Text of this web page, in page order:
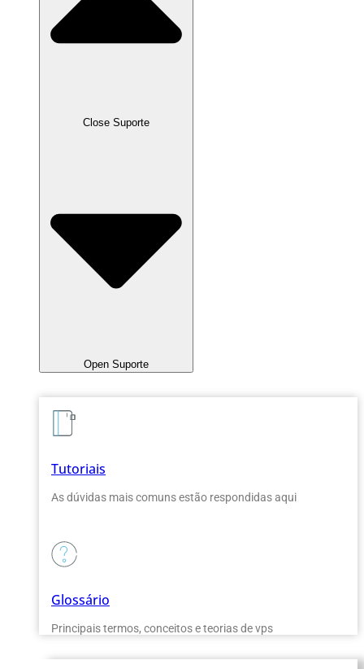
Close Suporte
Open Suporte
Tutoriais
As dúvidas mais comuns estão respondidas aqui
Glossário
Principais termos, conceitos e teorias de vps